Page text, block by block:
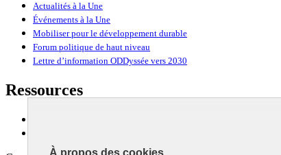
À propos des cookies
Actualités à la Une
Événements à la Une
Mobiliser pour le développement durable
Forum politique de haut niveau
Lettre d’information ODDyssée vers 2030
Ressources